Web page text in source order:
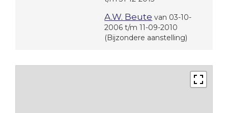
A.W. Beute van 03-10-
2006 t/m 11-09-2010
(Bijzondere aanstelling)